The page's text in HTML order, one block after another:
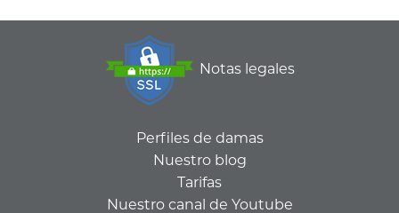
Notas legales
Perfiles de damas
Nuestro blog
Tarifas
Nuestro canal de Youtube